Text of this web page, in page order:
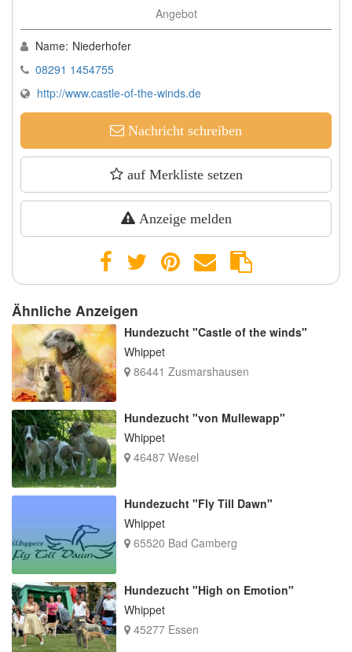
Angebot
Name: Niederhofer
08291 1454755
http://www.castle-of-the-winds.de
Nachricht schreiben
auf Merkliste setzen
Anzeige melden
Ähnliche Anzeigen
Hundezucht "Castle of the winds"
Whippet
86441 Zusmarshausen
Hundezucht "von Mullewapp"
Whippet
46487 Wesel
Hundezucht "Fly Till Dawn"
Whippet
65520 Bad Camberg
Hundezucht "High on Emotion"
Whippet
45277 Essen